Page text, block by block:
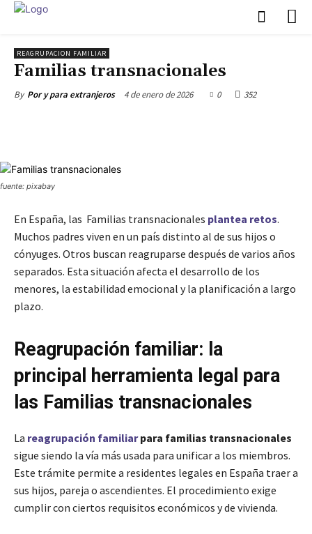
REAGRUPACION FAMILIAR
Familias transnacionales
By Por y para extranjeros 4 de enero de 2026 0 352
fuente: pixabay
En España, las Familias transnacionales plantea retos.
Muchos padres viven en un país distinto al de sus hijos o
cónyuges. Otros buscan reagruparse después de varios años
separados. Esta situación afecta el desarrollo de los
menores, la estabilidad emocional y la planificación a largo
plazo.
Reagrupación familiar: la
principal herramienta legal para
las Familias transnacionales
La reagrupación familiarpara familias transnacionales
sigue siendo la vía más usada para unificar a los miembros.
Este trámite permite a residentes legales en España traer a
sus hijos, pareja o ascendientes. El procedimiento exige
cumplir con ciertos requisitos económicos y de vivienda.